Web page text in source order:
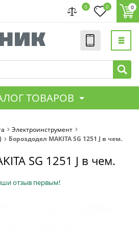
0 0 0
ТОВАРОВ
Электроинструмент
Бороздодел MAKITA SG 1251 J в чем.
SG 1251 J в чем.
отзыв первым!